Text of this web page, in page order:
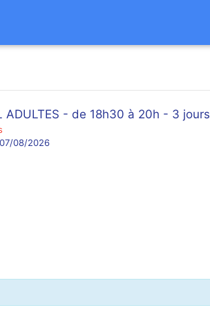
ADULTES - de 18h30 à 20h - 3 jours
08/2026